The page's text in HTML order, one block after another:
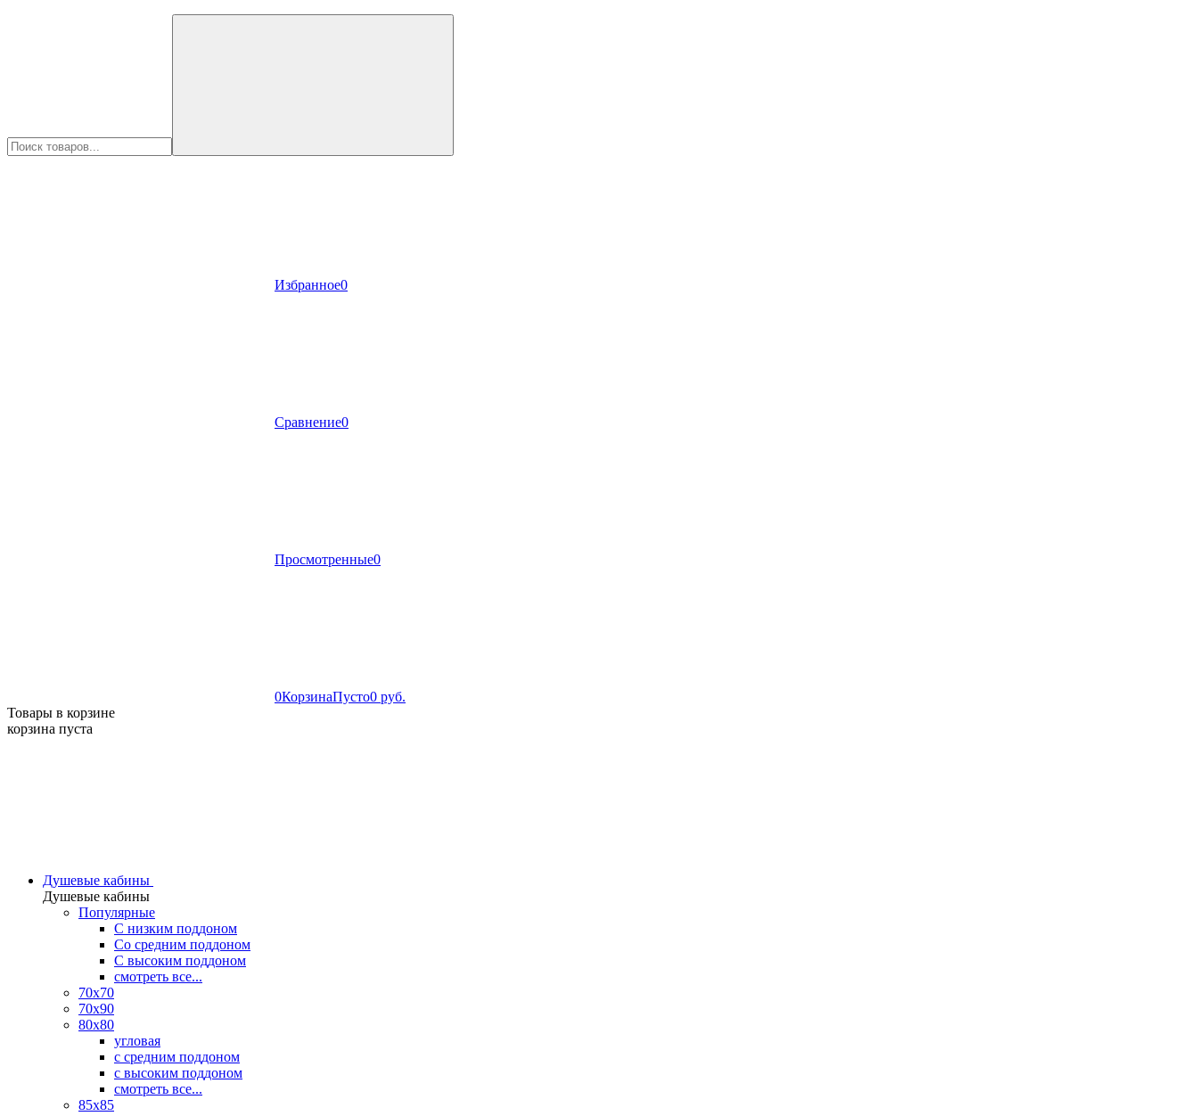
Избранное0
Сравнение0
Просмотренные0
0КорзинаПусто0 руб.
Товары в корзине
корзина пуста
Душевые кабины
Душевые кабины
Популярные
C низким поддоном
Со средним поддоном
С высоким поддоном
смотреть все...
70х70
70х90
80х80
угловая
с средним поддоном
с высоким поддоном
смотреть все...
85х85